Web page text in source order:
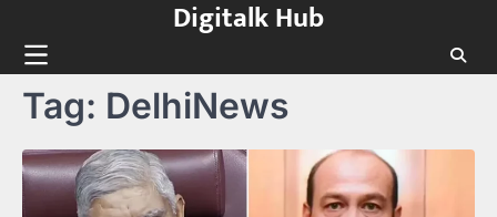
content
Digitalk Hub
Tag: DelhiNews